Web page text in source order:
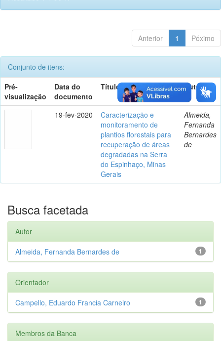
Anterior 1 Póximo
Conjunto de itens:
Pré-
visualização
Data do
documento
Título Autor(es)
19-fev-2020
Caracterização e
monitoramento de
plantios florestais para
recuperação de áreas
degradadas na Serra
do Espinhaço, Minas
Gerais
Almeida,
Fernanda
Bernardes
de
Busca facetada
Autor
1
Almeida, Fernanda Bernardes de
Orientador
1
Campello, Eduardo Francia Carneiro
Membros da Banca